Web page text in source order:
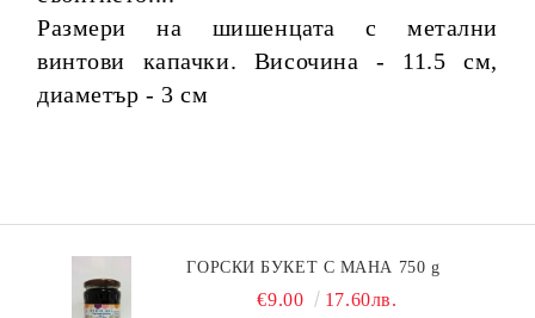
Размери на шишенцата с метални
винтови капачки. Височина - 11.5 см,
диаметър - 3 см
ГОРСКИ БУКЕТ С МАНА 750 g
€9.00 17.60лв.